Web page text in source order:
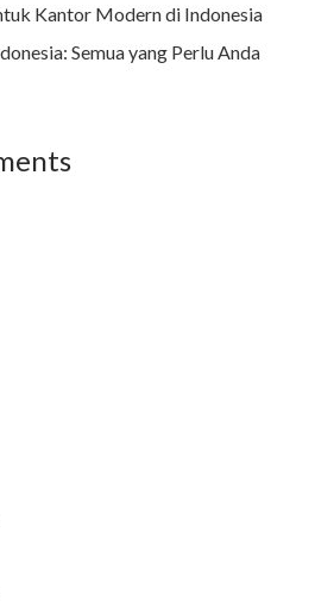
Kantor Modern di Indonesia
Semua yang Perlu Anda